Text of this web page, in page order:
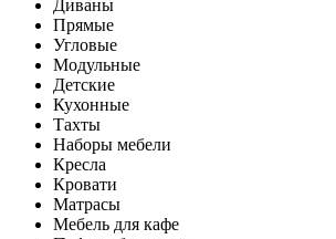
Диваны
Прямые
Угловые
Модульные
Детские
Кухонные
Тахты
Наборы мебели
Кресла
Кровати
Матрасы
Мебель для кафе